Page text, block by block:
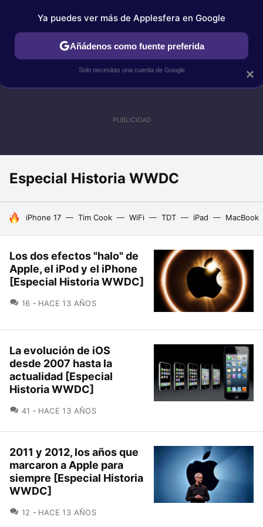
IPHONE TUTORIALES APPLESFERA SELECCIÓN
Especial Historia WWDC
HOY SE HABLA DE
iPhone 17 Tim Cook WiFi TDT iPad MacBook
Los dos efectos "halo" de
Apple, el iPod y el iPhone
[Especial Historia WWDC]
16 COMENTARIOS
HACE 13 AÑOS
La evolución de iOS
desde 2007 hasta la
actualidad [Especial
Historia WWDC]
41 COMENTARIOS
HACE 13 AÑOS
2011 y 2012, los años que
marcaron a Apple para
siempre [Especial Historia
WWDC]
12 COMENTARIOS
HACE 13 AÑOS
×
Ya puedes ver más de Applesfera en Google
Añádenos como fuente preferida
Solo necesitas una cuenta de Google